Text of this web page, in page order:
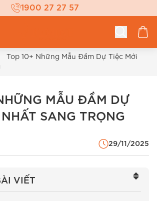
1900 27 27 57
Top 10+ Những Mẫu Đầm Dự Tiệc Mới
MẪU ĐẦM DỰ
SANG TRỌNG
29/11/2025
VIẾT